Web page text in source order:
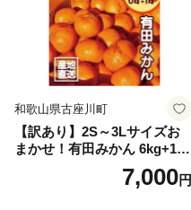
和歌山県古座川町
【訳あり】2S～3Lサイズお
まかせ！有田みかん 6kg+1kg
保証分 11月から12月下旬ま
でに順次発送致します。 / 訳
7,000円